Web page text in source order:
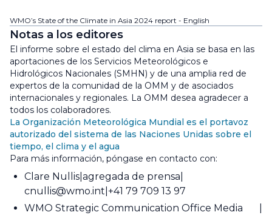
WMO’s State of the Climate in Asia 2024 report - English
Notas a los editores
El informe sobre el estado del clima en Asia se basa en las
aportaciones de los Servicios Meteorológicos e
Hidrológicos Nacionales (SMHN) y de una amplia red de
expertos de la comunidad de la OMM y de asociados
internacionales y regionales. La OMM desea agradecer a
todos los colaboradores.
La Organización Meteorológica Mundial es el portavoz
autorizado del sistema de las Naciones Unidas sobre el
tiempo, el clima y el agua
Para más información, póngase en contacto con:
Clare Nullis agregada de prensa
cnullis@wmo.int +41 79 709 13 97
WMO Strategic Communication Office Media